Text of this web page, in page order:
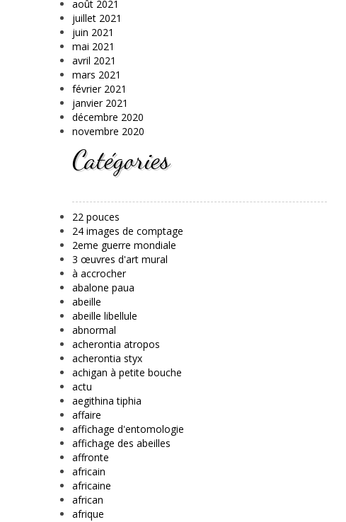
août 2021
juillet 2021
juin 2021
mai 2021
avril 2021
mars 2021
février 2021
janvier 2021
décembre 2020
novembre 2020
Catégories
22 pouces
24 images de comptage
2eme guerre mondiale
3 œuvres d'art mural
à accrocher
abalone paua
abeille
abeille libellule
abnormal
acherontia atropos
acherontia styx
achigan à petite bouche
actu
aegithina tiphia
affaire
affichage d'entomologie
affichage des abeilles
affronte
africain
africaine
african
afrique